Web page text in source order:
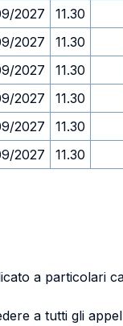
2027 11.30
2027 11.30
2027 11.30
2027 11.30
2027 11.30
2027 11.30
a particolari
a tutti gli